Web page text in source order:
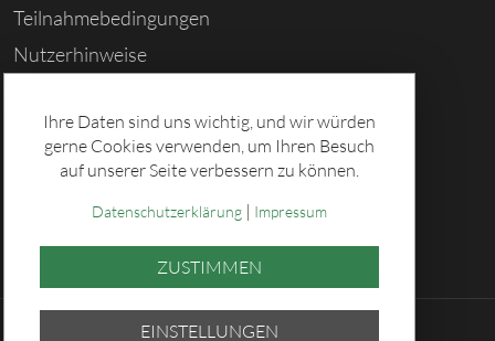
Teilnahmebedingungen
Nutzerhinweise
Cookies löschen
Datenschutz
Ihre Daten sind uns wichtig, und wir würden
gerne Cookies verwenden, um Ihren Besuch
auf unserer Seite verbessern zu können.
Datenschutzerklärung| Impressum
ZUSTIMMEN
EINSTELLUNGEN